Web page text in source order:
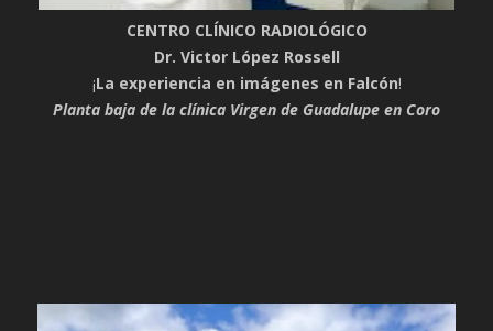
CENTRO CLÍNICO RADIOLÓGICO
Dr. Victor López Rossell
¡La experiencia en imágenes en Falcón!
Planta baja de la clínica Virgen de Guadalupe en Coro